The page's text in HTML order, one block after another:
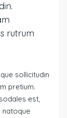
rutrum
sollicitudin
pretium.
est,
natoque